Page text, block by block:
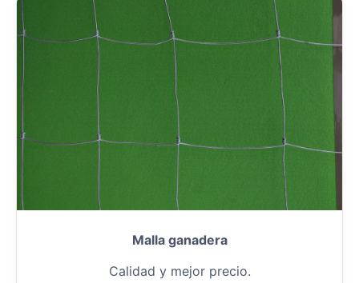
Malla ganadera
Calidad y mejor precio.